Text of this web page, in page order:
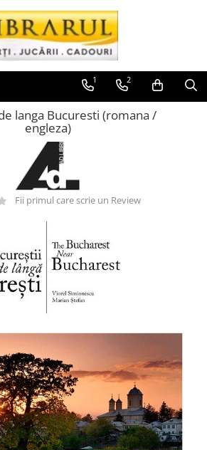
finante
1 2
langa Bucuresti (romana /
engleza)
Fii primul care scrie un Review